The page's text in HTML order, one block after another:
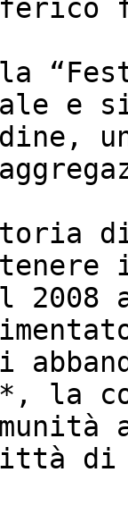
e si
2008
la
di